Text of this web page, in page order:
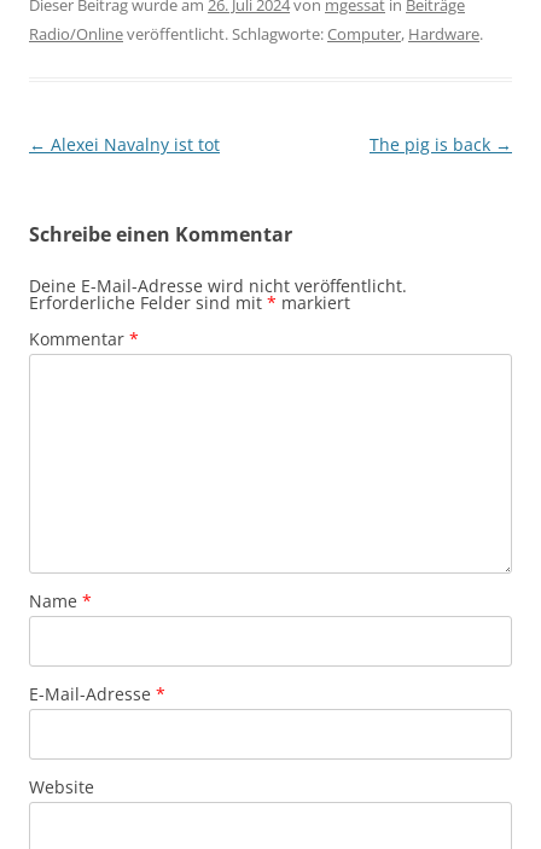
Dieser Beitrag wurde am 26. Juli 2024von mgessat in Beiträge
Radio/Onlineveröffentlicht. Schlagworte:Computer, Hardware.
Beitragsnavigation
← Alexei Navalny ist tot The pig is back →
Schreibe einen Kommentar
Deine E-Mail-Adresse wird nicht veröffentlicht.
Erforderliche Felder sind mit * markiert
Kommentar *
Name *
E-Mail-Adresse *
Website